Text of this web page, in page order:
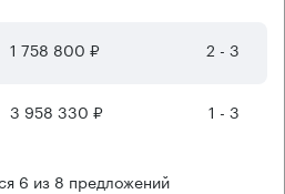
1 758 800 ₽ 2 - 3
3 958 330 ₽ 1 - 3
6 из 8 предложений